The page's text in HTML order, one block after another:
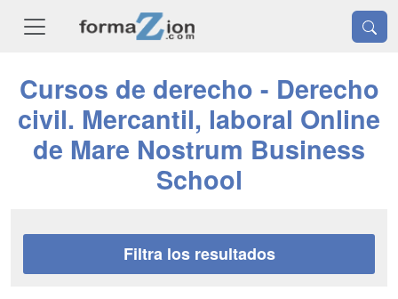
Cursos de derecho - Derecho
civil. Mercantil, laboral Online
de Mare Nostrum Business
School
Filtra los resultados